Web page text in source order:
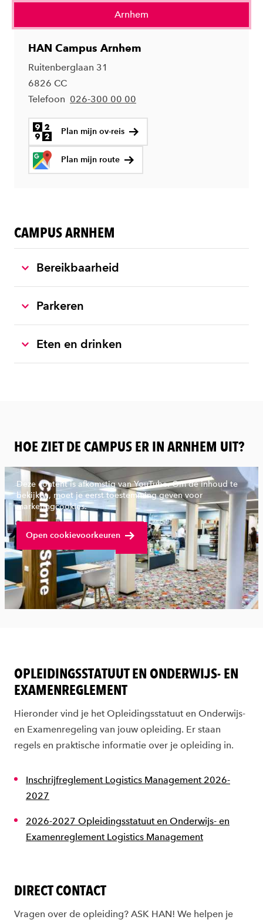
Arnhem
HAN Campus Arnhem
Ruitenberglaan 31
6826 CC
Telefoon 026-300 00 00
Plan mijn ov-reis
Plan mijn route
CAMPUS ARNHEM
Bereikbaarheid
Parkeren
Eten en drinken
HOE ZIET DE CAMPUS ER IN ARNHEM UIT?
Bekijk volledige video
Deze content is afkomstig van YouTube. Om de inhoud te
bekijken, moet je eerst toestemming geven voor
marketingcookies.
Open cookievoorkeuren
OPLEIDINGSSTATUUT EN ONDERWIJS- EN
EXAMENREGLEMENT
Hieronder vind je het Opleidingsstatuut en Onderwijs-
en Examenregeling van jouw opleiding. Er staan
regels en praktische informatie over je opleiding in.
Inschrijfreglement Logistics Management 2026-
2027
2026-2027 Opleidingsstatuut en Onderwijs- en
Examenreglement Logistics Management
DIRECT CONTACT
Vragen over de opleiding? ASK HAN! We helpen je